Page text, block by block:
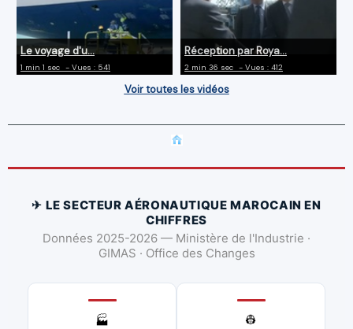
Le voyage d'u...
1 min 1 sec - Vues : 541
Réception par Roya...
2 min 36 sec - Vues : 412
Voir toutes les vidéos
✈ LE SECTEUR AÉRONAUTIQUE MAROCAIN EN
CHIFFRES
Données 2025-2026 — Ministère de l'Industrie ·
GIMAS · Office des Changes
🏭
👷